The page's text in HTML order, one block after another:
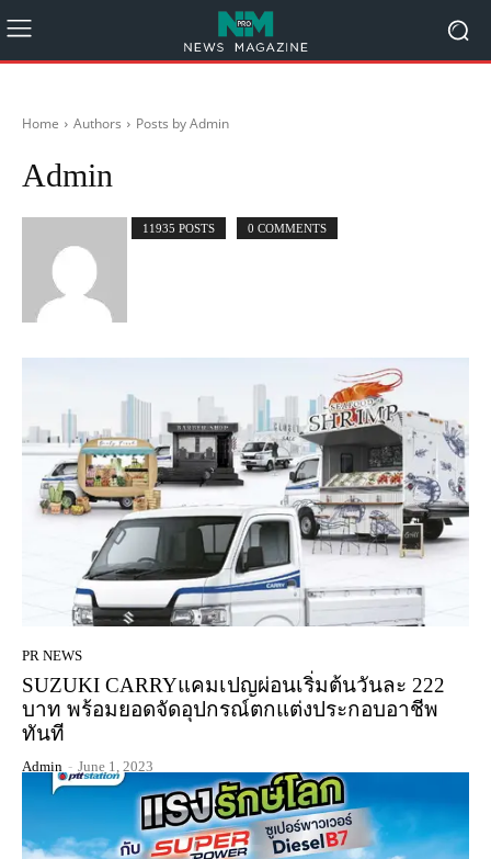
Home Authors Posts by Admin
Admin
11935 POSTS 0 COMMENTS
PR NEWS
SUZUKI CARRYแคมเปญผ่อนเริ่มต้นวันละ 222
บาท พร้อมยอดจัดอุปกรณ์ตกแต่งประกอบอาชีพ
ทันที
Admin - June 1, 2023